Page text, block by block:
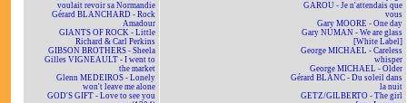
voulait revoir sa Normandie
Gérard BLANCHARD - Rock
Amadour
GIANTS OF ROCK - Little
Richard & Carl Perkins
GIBSON BROTHERS - Sheela
Gilles VIGNEAULT - I went to
the market
Glenn MEDEIROS - Lonely
won't leave me alone
GOD'S GIFT - Love to see you
GAROU - Je n'attendais que
vous
Gary MOORE - One day
Gary NUMAN - We are glass
[White Label]
George MICHAEL - Careless
whisper
George MICHAEL - Older
Gérard BLANC - Du soleil dans
la nuit
GETZ/GILBERTO - The girl